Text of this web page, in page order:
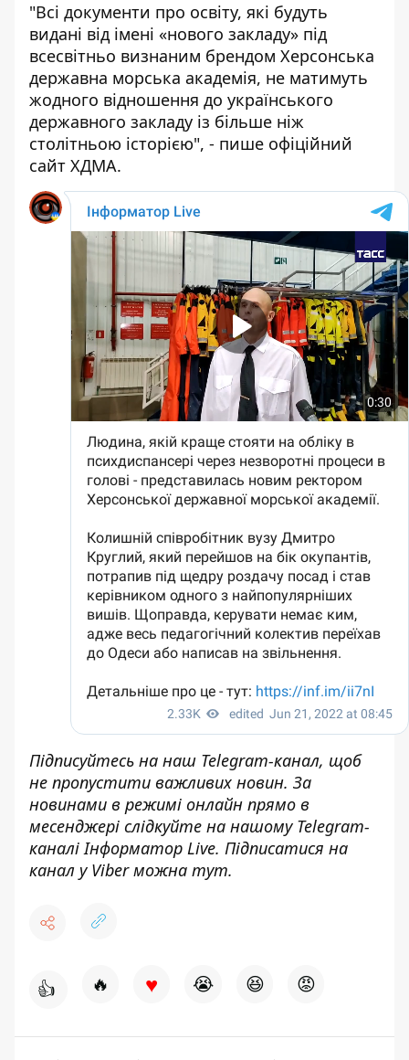
"Всі документи про освіту, які будуть
видані від імені «нового закладу» під
всесвітньо визнаним брендом Херсонська
державна морська академія, не матимуть
жодного відношення до українського
державного закладу із більше ніж
столітньою історією", - пише офіційний
сайт ХДМА.
Підписуйтесь на наш Telegram-канал, щоб
не пропустити важливих новин. За
новинами в режимі онлайн прямо в
месенджері слідкуйте на нашому Telegram-
каналіІнформатор Live. Підписатися на
канал у Viber можна тут.
👍 🔥 ♥ 😭 😆 😡